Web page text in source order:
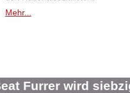
Mehr...
Furrer wird